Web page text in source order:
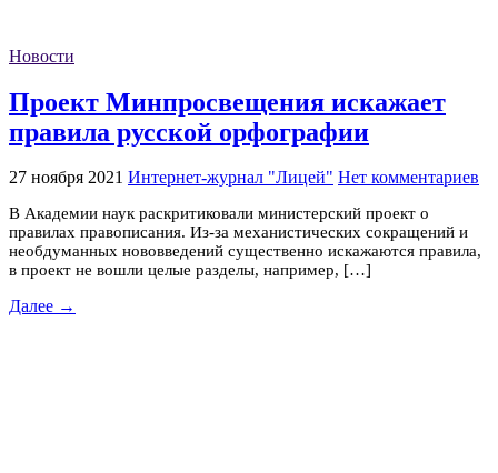
Новости
Проект Минпросвещения искажает
правила русской орфографии
27 ноября 2021 Интернет-журнал "Лицей" Нет комментариев
В Академии наук раскритиковали министерский проект о
правилах правописания. Из-за механистических сокращений и
необдуманных нововведений существенно искажаются правила,
в проект не вошли целые разделы, например, […]
Далее →